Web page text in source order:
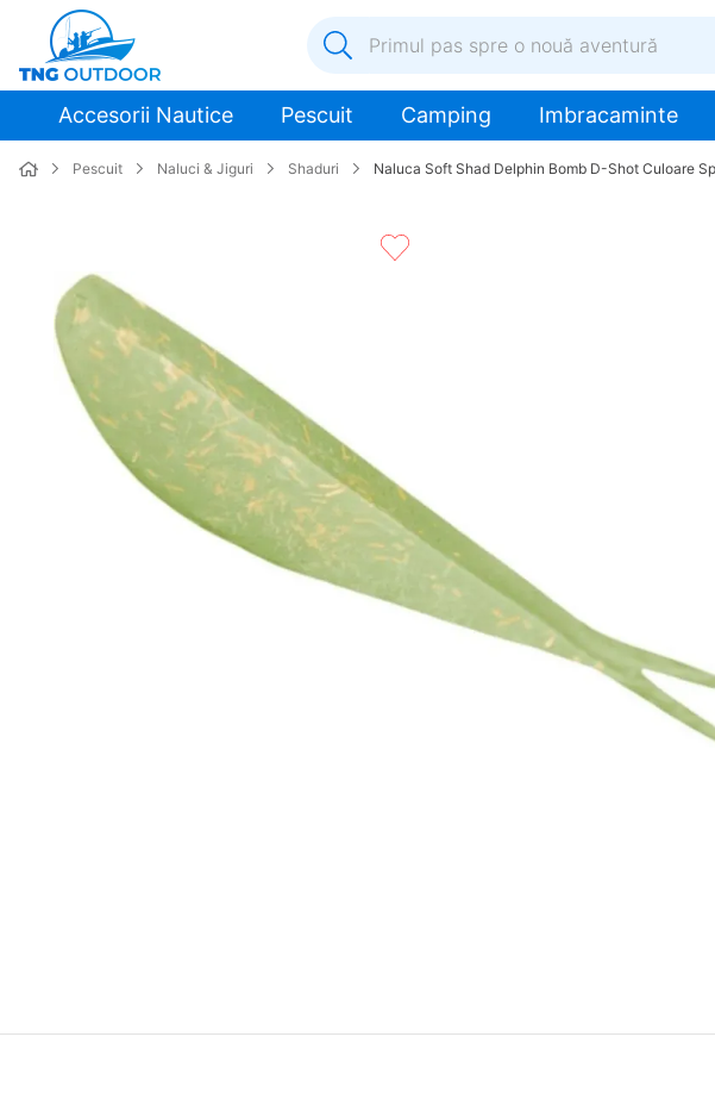
Primul pas spre o nouă aventură
1.
inox
2.
colac salvare
3
plumb
pompa apa
9
10
sonda combustibil
Accesorii Nautice Pescuit Camping Imbracaminte
Pescuit Naluci & Jiguri Shaduri Naluca Soft Shad Delphin Bomb D-Shot Culoare